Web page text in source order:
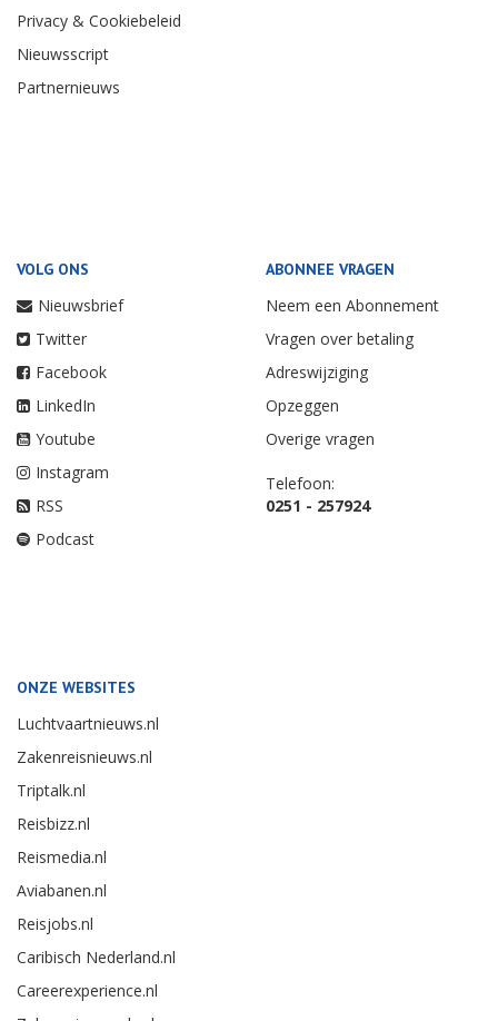
Privacy & Cookiebeleid
Nieuwsscript
Partnernieuws
VOLG ONS
Nieuwsbrief
Twitter
Facebook
LinkedIn
Youtube
Instagram
RSS
Podcast
ABONNEE VRAGEN
Neem een Abonnement
Vragen over betaling
Adreswijziging
Opzeggen
Overige vragen
Telefoon:
0251 - 257924
ONZE WEBSITES
Luchtvaartnieuws.nl
Zakenreisnieuws.nl
Triptalk.nl
Reisbizz.nl
Reismedia.nl
Aviabanen.nl
Reisjobs.nl
Caribisch Nederland.nl
Careerexperience.nl